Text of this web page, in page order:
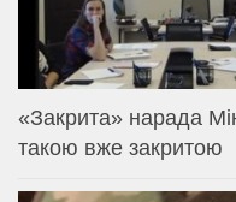
«Закрита» нарада
такою вже закритою